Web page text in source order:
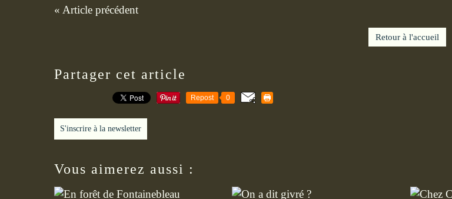
« Article précédent
Retour à l'accueil
Partager cet article
Repost 0
S'inscrire à la newsletter
Vous aimerez aussi :